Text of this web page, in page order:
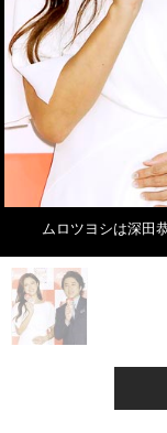
ムロツヨシは深田